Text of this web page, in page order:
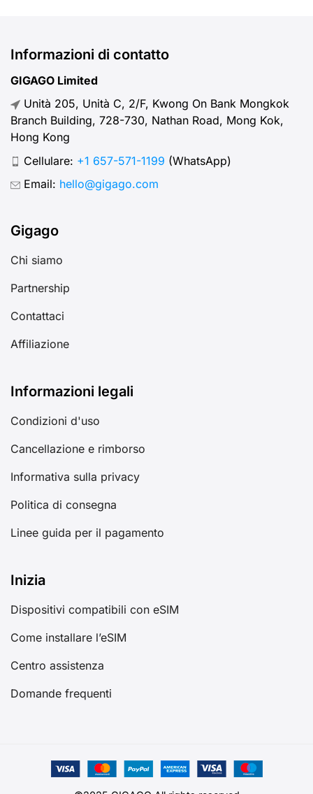
Informazioni di contatto
GIGAGO Limited
Unità 205, Unità C, 2/F, Kwong On Bank Mongkok
Branch Building, 728-730, Nathan Road, Mong Kok,
Hong Kong
Cellulare: +1 657-571-1199 (WhatsApp)
Email: hello@gigago.com
Gigago
Chi siamo
Partnership
Contattaci
Affiliazione
Informazioni legali
Condizioni d'uso
Cancellazione e rimborso
Informativa sulla privacy
Politica di consegna
Linee guida per il pagamento
Inizia
Dispositivi compatibili con eSIM
Come installare l’eSIM
Centro assistenza
Domande frequenti